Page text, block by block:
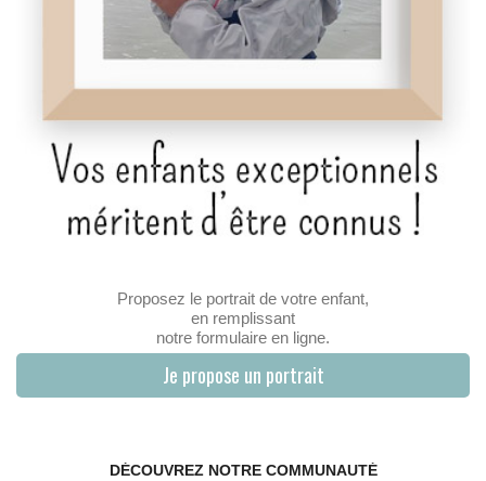
Proposez le portrait de votre enfant,
en remplissant
notre formulaire en ligne.
Je propose un portrait
DÉCOUVREZ NOTRE COMMUNAUTÉ